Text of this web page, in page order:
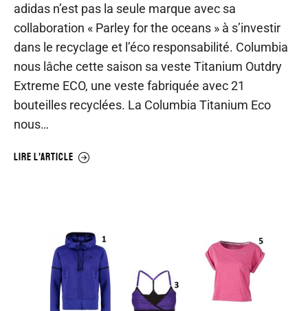
adidas n’est pas la seule marque avec sa
collaboration « Parley for the oceans » à s’investir
dans le recyclage et l’éco responsabilité. Columbia
nous lâche cette saison sa veste Titanium Outdry
Extreme ECO, une veste fabriquée avec 21
bouteilles recyclées. La Columbia Titanium Eco
nous…
LIRE L'ARTICLE